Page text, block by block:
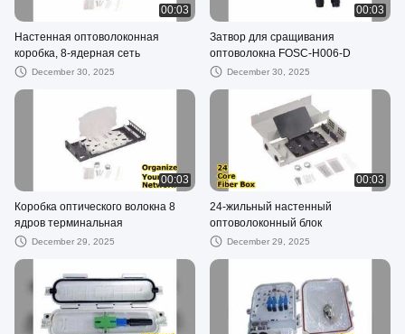
00:03
Настенная оптоволоконная
коробка, 8-ядерная сеть
December 30, 2025
00:03
Затвор для сращивания
оптоволокна FOSC-H006-D
December 30, 2025
00:03
Коробка оптического волокна 8
ядров терминальная
December 29, 2025
00:03
24-жильный настенный
оптоволоконный блок
December 29, 2025